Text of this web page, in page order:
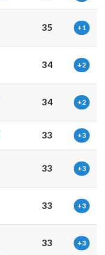
35 +1
34 +2
34 +2
33 +3
33 +3
33 +3
33 +3